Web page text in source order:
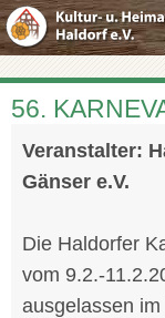
56.
Veranstalter:
Gänser e.V.
Die Haldorfer
vom 9.2.-
ausgelassen